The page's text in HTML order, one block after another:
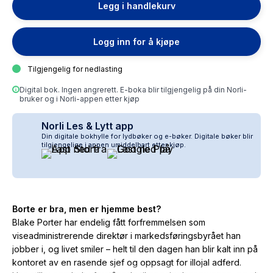
Legg i handlekurv
Logg inn for å kjøpe
Tilgjengelig for nedlasting
Digital bok. Ingen angrerett. E-boka blir tilgjengelig på din Norli-
bruker og i Norli-appen etter kjøp
Norli Les & Lytt app
Din digitale bokhylle for lydbøker og e-bøker. Digitale bøker blir
tilgjengelige i appen umiddelbart etter kjøp.
Borte er bra, men er hjemme best?
Blake Porter har endelig fått forfremmelsen som
viseadministrerende direktør i markedsføringsbyrået han
jobber i, og livet smiler – helt til den dagen han blir kalt inn på
kontoret av en rasende sjef og oppsagt for illojal adferd.